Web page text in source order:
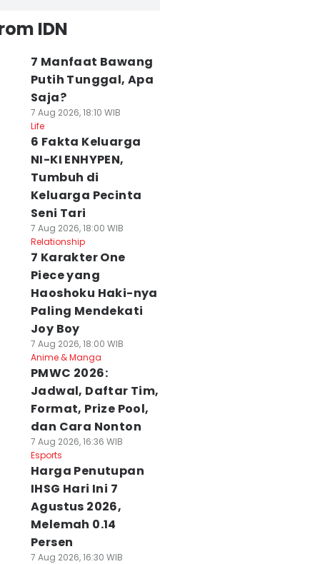
IDN
7 Manfaat Bawang
Putih Tunggal, Apa
Saja?
7 Aug 2026, 18:10 WIB
Life
6 Fakta Keluarga
NI-KI ENHYPEN,
Tumbuh di
Keluarga Pecinta
Seni Tari
7 Aug 2026, 18:00 WIB
Relationship
7 Karakter One
Piece yang
Haoshoku Haki-nya
Paling Mendekati
Joy Boy
7 Aug 2026, 18:00 WIB
Anime & Manga
PMWC 2026:
Jadwal, Daftar Tim,
Format, Prize Pool,
dan Cara Nonton
7 Aug 2026, 16:36 WIB
Esports
Harga Penutupan
IHSG Hari Ini 7
Agustus 2026,
Melemah 0.14
Persen
7 Aug 2026, 16:30 WIB